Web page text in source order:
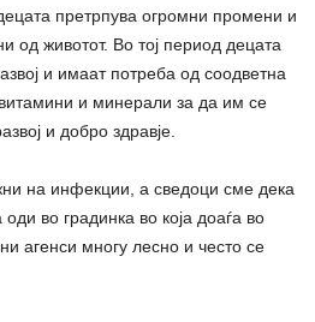
претрпува огромни промени и
од животот. Во тој период децата
и имаат потреба од соодветна
и минерали за да им се
и добро здравје.
на инфекции, а сведоци сме дека
во градинка во која доаѓа во
агенси многу лесно и често се